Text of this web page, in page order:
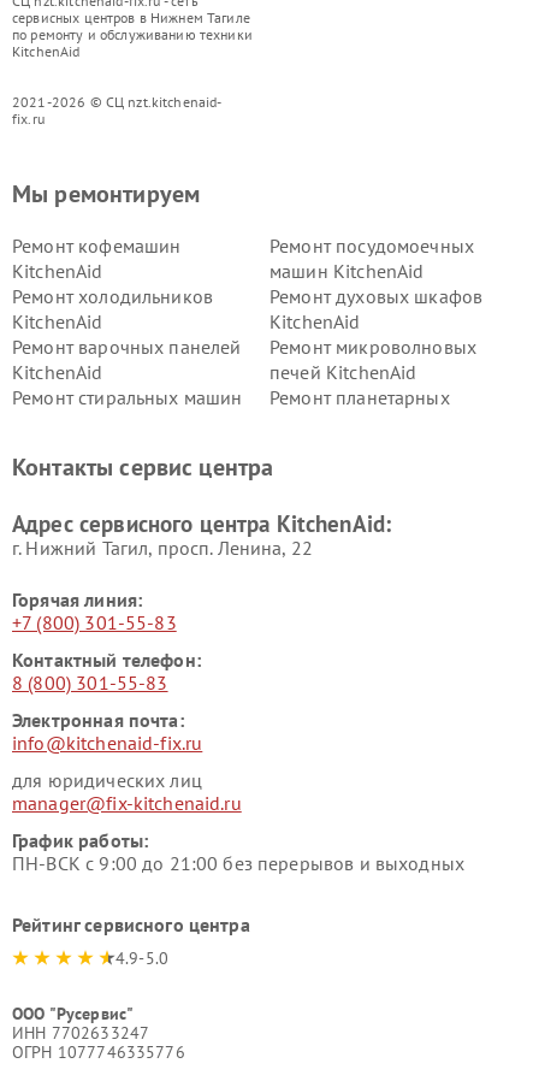
сервисных центров в Нижнем Тагиле
по ремонту и обслуживанию техники
KitchenAid
2021-2026 © СЦ nzt.kitchenaid-
fix.ru
Мы ремонтируем
Ремонт кофемашин
KitchenAid
Ремонт посудомоечных
машин KitchenAid
Ремонт холодильников
KitchenAid
Ремонт духовых шкафов
KitchenAid
Ремонт варочных панелей
KitchenAid
Ремонт микроволновых
печей KitchenAid
Ремонт стиральных машин
Ремонт планетарных
Контакты сервис центра
Адрес сервисного центра KitchenAid:
г. Нижний Тагил, просп. Ленина, 22
Горячая линия:
+7 (800) 301-55-83
Контактный телефон:
8 (800) 301-55-83
Электронная почта:
info@kitchenaid-fix.ru
для юридических лиц
manager@fix-kitchenaid.ru
График работы:
ПН-ВСК с 9:00 до 21:00 без перерывов и выходных
Рейтинг сервисного центра
4.9-5.0
ООО "Русервис"
ИНН 7702633247
ОГРН 1077746335776